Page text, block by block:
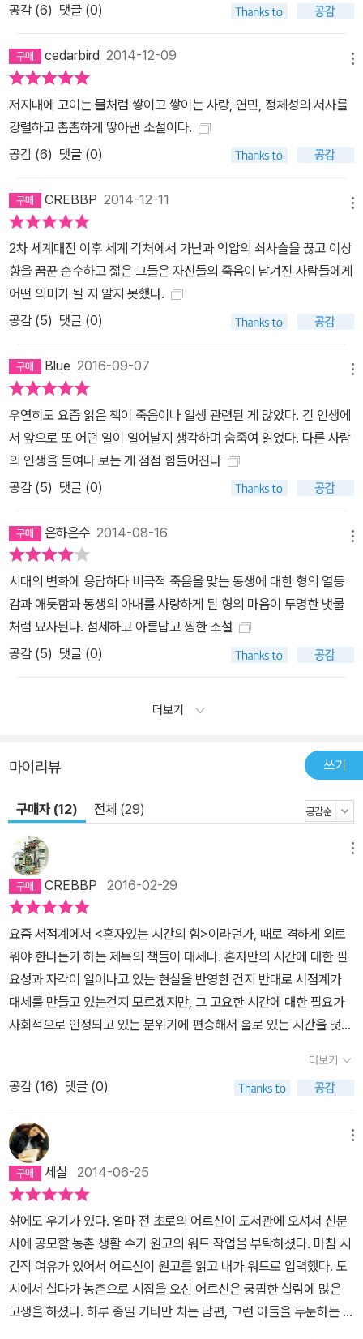
인다. 수바시와 우다얀은 셀 수 없이 많이 저지대를 가로질러 걸었다.
축구를 하려면 놀이터로 가야 했는데, 이 길이 동네 변두리에 있는 놀
엉겨 붙은 부레옥잠 이파리를 건너뛰며 걸었다. 숨을 쉴 때마다 습한
공기가 코로 밀려들었다. 어떤 생물은 건기를 견뎌낼 수 있는 알을 낳
았다. 또 어떤 생물은 진흙땅에 몸을 묻고 죽은 체 지내면서 우기가 돌
보편적인 작품 1999년 첫 단편집 『축복받은 집』을 내기까지 줌파 라
히리는 수년간 여러 출판사로부터 출간을 거절당했다. 그러나 데뷔
후에는 첫 단편집으로 오헨리 문학상, 펜/헤밍웨이상, 퓰리처상을 수
상했고, 지금껏 『저지대』를 포함해 장편 2권과 단편집 2권, 단 네 권
의 책으로 미국의 대표 작가군에 합류했다.(2012년 줌파 라히리는
필립 로스, 폴 오스터 등이 등재된 미국문예아카데미에 회원으로 임
명되었다.) 불과 15년 만에 큰 성과를 이룬 줌파 라히리 저력의 동력
은 작가 자신이 인도와 미국의 경계인이라는 점, 다문화의 유산이라
는 점이다. 『저지대』를 발표한 뒤인 2014년 1월, <타임스오브인디아
>와 가진 인터뷰에서 그녀는 미국 출판계를 비판하며 이렇게 말했다.
“미국 시장에 번역물이 적다는 건 부끄러운 일입니다. (…) 미국 밖에
서 살아보면 관점이 완전히 달라질 겁니다.” 줌파 라히리는 인도계 미
국인이라는 혼란스러운 경험을 트인 관점으로 승화했다. 그러기에 지
과물이다. 『저지대』를 한창 집필할 때 그녀는 가족과 로마에서 생활
했다. 고국이 되어버린 미국에서 벗어나 또 한 번 이방인이 된 일이
의 거친 현대사와 개인들의 삶을 침착하게 스케치할 수 있었다. 그 성
취는 유수 언론의 다음과 같은 찬사에서 드러난다. “비범하다. 책을
읽고 있다는 것을 잊어버릴 만큼 명료하고 투명한 산문.” - <뉴스위
크> “우아하고 한결같다. 참으로 정치하다. 라히리의 문장은 무자비
공감 (6) 댓글 (0)
cedarbird 2014-12-09
저지대에 고이는 물처럼 쌓이고 쌓이는 사랑, 연민, 정체성의 서사를
강렬하고 촘촘하게 땋아낸 소설이다.
공감 (6) 댓글 (0)
CREBBP 2014-12-11
2차 세계대전 이후 세계 각처에서 가난과 억압의 쇠사슬을 끊고 이상
향을 꿈꾼 순수하고 젊은 그들은 자신들의 죽음이 남겨진 사람들에게
어떤 의미가 될 지 알지 못했다.
공감 (5) 댓글 (0)
Blue 2016-09-07
우연히도 요즘 읽은 책이 죽음이나 일생 관련된 게 많았다. 긴 인생에
서 앞으로 또 어떤 일이 일어날지 생각하며 숨죽여 읽었다. 다른 사람
의 인생을 들여다 보는 게 점점 힘들어진다
공감 (5) 댓글 (0)
은하은수 2014-08-16
시대의 변화에 응답하다 비극적 죽음을 맞는 동생에 대한 형의 열등
감과 애틋함과 동생의 아내를 사랑하게 된 형의 마음이 투명한 냇물
처럼 묘사된다. 섬세하고 아름답고 찡한 소설
공감 (5) 댓글 (0)
더보기
마이리뷰 쓰기
구매자 (12) 전체 (29)
CREBBP 2016-02-29
요즘 서점계에서 <혼자있는 시간의 힘>이라던가, 때로 격하게 외로
워야 한다든가 하는 제목의 책들이 대세다. 혼자만의 시간에 대한 필
요성과 자각이 일어나고 있는 현실을 반영한 건지 반대로 서점계가
대세를 만들고 있는건지 모르겠지만, 그 고요한 시간에 대한 필요가
사회적으로 인정되고 있는 분위기에 편승해서 홀로 있는 시간을 떳떳
읽은 책을 소환한 문장은 이것이었다. 고립은 자체적인 형태의 교제
를 제공했다. 자신의 방의 믿음직한 고요, 저녁의 변함없는 정적, 자신
이 노력한 만큼 결과를 얻게 될 것이며 어떤 방해도 어떤 뜻밖의 일도
없을 것이라는 약속 등이 친구가 되었다. 그 친구들은 날마다 하루가
끝날 무렵에 그녀를 반겨 맞았으며 밤이면 그녀 곁에 조용히 누웠다.
376얼마전에 <스토너>를 읽을 때도 그녀를 떠올렸었다. 책은 3인칭
시점이지만 가우리의 남편 수바사의 시점에서 주로 쓰였다. 가우리는
수바사의 아우 우디얀과 결혼했던 여자다. 형제는 정치적으로 혼란한
60년대 인도 캘커타의 한 마을에서 자랐는데 형 수바사는 순종적이
고 책임감있는 <스토너>의 주인공과 같은 성격이지만 아우 우디안은
열정적이고 자주적이며 매력적인 성격으로 가우리와 사귀다가 결혼
을 하지만, 혁명을 꿈꾸었고, 새신부 가우리와 뱃속의 아이를 홀로 남
더보기
공감 (16) 댓글 (0)
세실 2014-06-25
삶에도 우기가 있다. 얼마 전 초로의 어르신이 도서관에 오셔서 신문
사에 공모할 농촌 생활 수기 원고의 워드 작업을 부탁하셨다. 마침 시
간적 여유가 있어서 어르신이 원고를 읽고 내가 워드로 입력했다. 도
시에서 살다가 농촌으로 시집을 오신 어르신은 궁핍한 살림에 많은
고생을 하셨다. 하루 종일 기타만 치는 남편, 그런 아들을 두둔하는 시